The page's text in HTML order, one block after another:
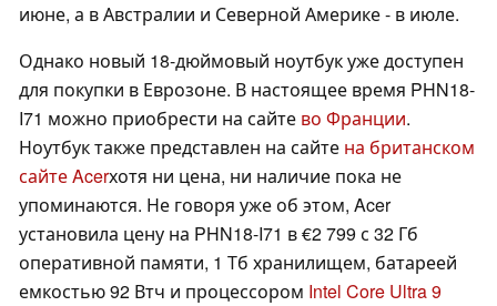
июне, а в Австралии и Северной Америке - в июле.
Однако новый 18-дюймовый ноутбук уже доступен
для покупки в Еврозоне. В настоящее время PHN18-
I71 можно приобрести на сайте во Франции.
Ноутбук также представлен на сайте на британском
сайте Acerхотя ни цена, ни наличие пока не
упоминаются. Не говоря уже об этом, Acer
установила цену на PHN18-I71 в €2 799 с 32 Гб
оперативной памяти, 1 Тб хранилищем, батареей
емкостью 92 Втч и процессором Intel Core Ultra 9